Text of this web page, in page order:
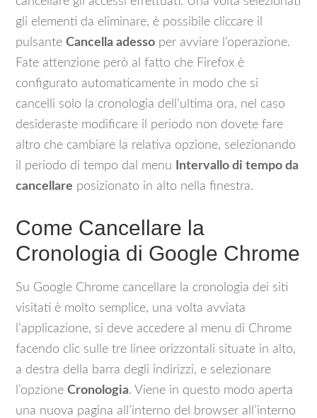
gli elementi da eliminare, è possibile cliccare il
pulsanteCancella adesso per avviare l’operazione.
Fate attenzione però al fatto che Firefox è
configurato automaticamente in modo che si
cancelli solo la cronologia dell’ultima ora, nel caso
desideraste modificare il periodo non dovete fare
altro che cambiare la relativa opzione, selezionando
il periodo di tempo dal menu
Intervallo di tempo da
cancellare posizionato in alto nella finestra.
Come Cancellare la
Cronologia di Google Chrome
Su Google Chrome cancellare la cronologia dei siti
visitati è molto semplice, una volta avviata
l’applicazione, si deve accedere al menu di Chrome
facendo clic sulle tre linee orizzontali situate in alto,
a destra della barra degli indirizzi, e selezionare
l’opzioneCronologia. Viene in questo modo aperta
una nuova pagina all’interno del browser all’interno